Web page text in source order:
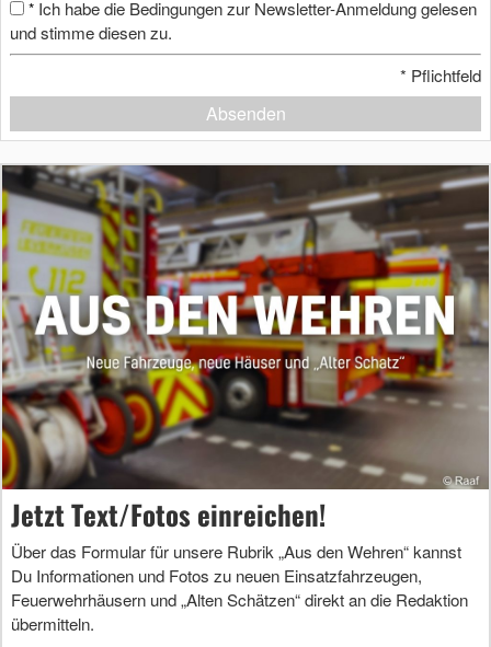
* Ich habe die Bedingungen zur Newsletter-Anmeldung gelesen
und stimme diesen zu.
* Pflichtfeld
Absenden
Jetzt Text/Fotos einreichen!
Über das Formular für unsere Rubrik „Aus den Wehren“ kannst
Du Informationen und Fotos zu neuen Einsatzfahrzeugen,
Feuerwehrhäusern und „Alten Schätzen“ direkt an die Redaktion
übermitteln.